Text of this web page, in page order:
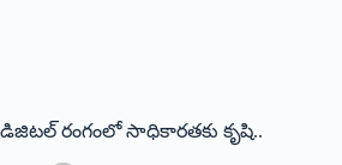
డిజిటల్‌ రంగంలో సాధికారతకు కృషి..